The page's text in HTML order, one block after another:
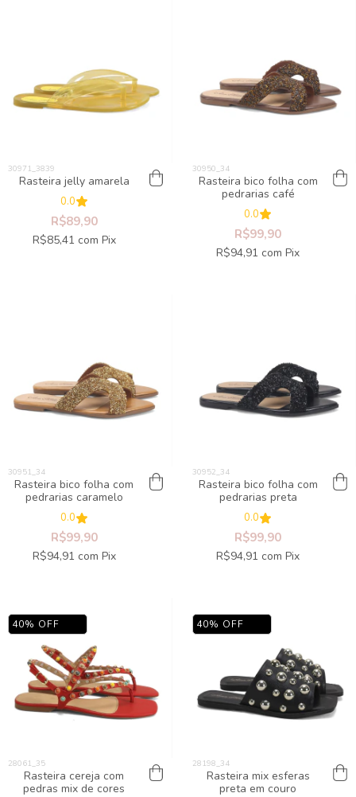
Rasteira jelly amarela
0.0
R$89,90
R$85,41 com Pix
Rasteira bico folha com
pedrarias café
0.0
R$99,90
R$94,91 com Pix
Rasteira bico folha com
pedrarias caramelo
0.0
R$99,90
R$94,91 com Pix
Rasteira bico folha com
pedrarias preta
0.0
R$99,90
R$94,91 com Pix
40% OFF
Rasteira cereja com
pedras mix de cores
40% OFF
Rasteira mix esferas
preta em couro